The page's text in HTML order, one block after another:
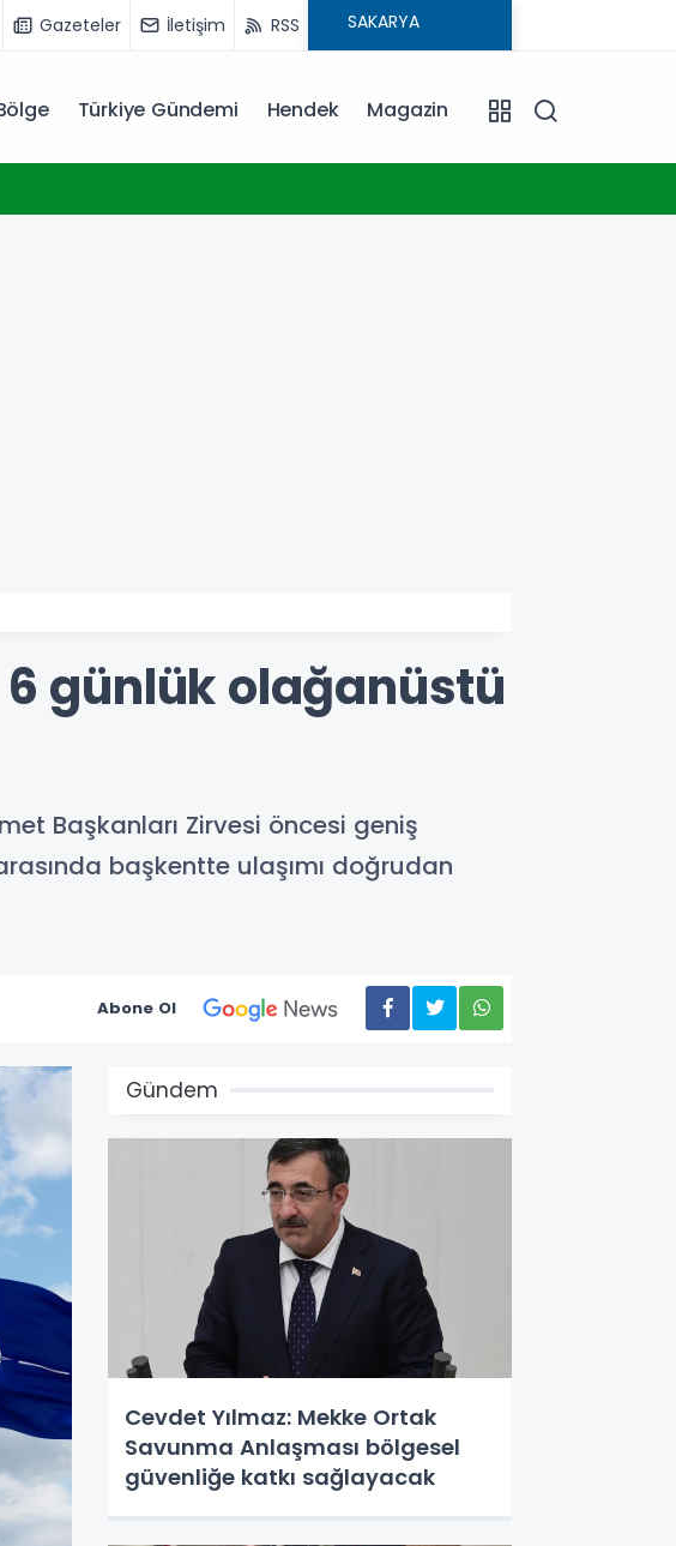
Gazeteler İletişim RSS
Türkiye Gündemi Hendek Magazin
günlük olağanüstü
Başkanları Zirvesi öncesi geniş
başkentte ulaşımı doğrudan
Abone Ol
Gündem
Cevdet Yılmaz: Mekke Ortak
Savunma Anlaşması bölgesel
güvenliğe katkı sağlayacak